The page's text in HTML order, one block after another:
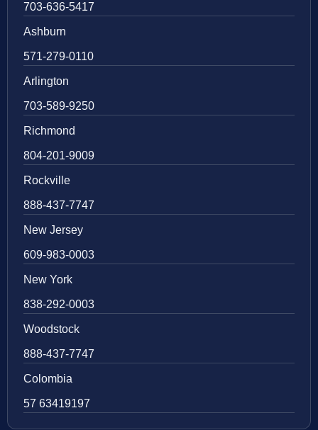
703-636-5417
Ashburn
571-279-0110
Arlington
703-589-9250
Richmond
804-201-9009
Rockville
888-437-7747
New Jersey
609-983-0003
New York
838-292-0003
Woodstock
888-437-7747
Colombia
57 63419197